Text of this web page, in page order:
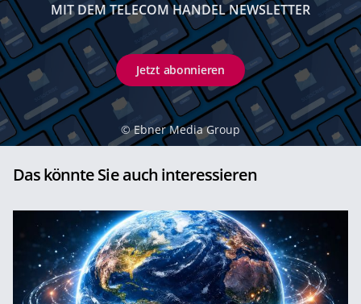
MIT DEM TELECOM HANDEL NEWSLETTER
Jetzt abonnieren
© Ebner Media Group
Das könnte Sie auch interessieren